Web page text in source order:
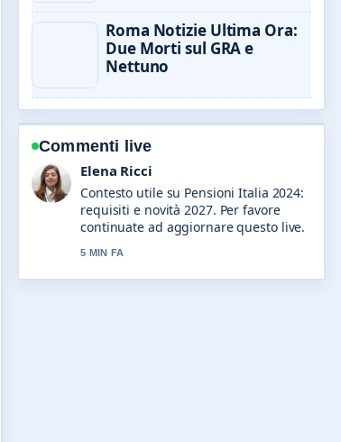
Roma Notizie Ultima Ora:
Due Morti sul GRA e
Nettuno
Commenti live
Matteo Galli
La copertura di Banche Italia Tassi:
Confronto e Previsioni Mutui... sembra
solida e molto facile da seguire.
7 MIN FA